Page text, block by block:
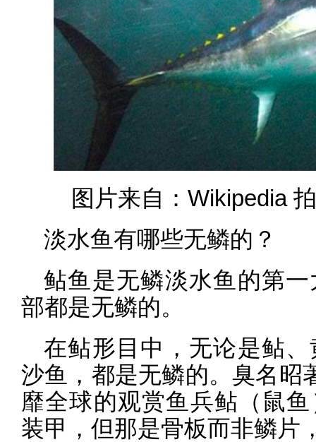
图片来自：Wikipedia
淡水鱼有哪些无鳞的？
鲇鱼是无鳞淡水鱼的第
部都是无鳞的。
在鲇形目中，无论是鲇
沙鱼，都是无鳞的。臭名昭
靡全球的观赏鱼兵鲇（鼠
装甲，但那是骨板而非鳞片